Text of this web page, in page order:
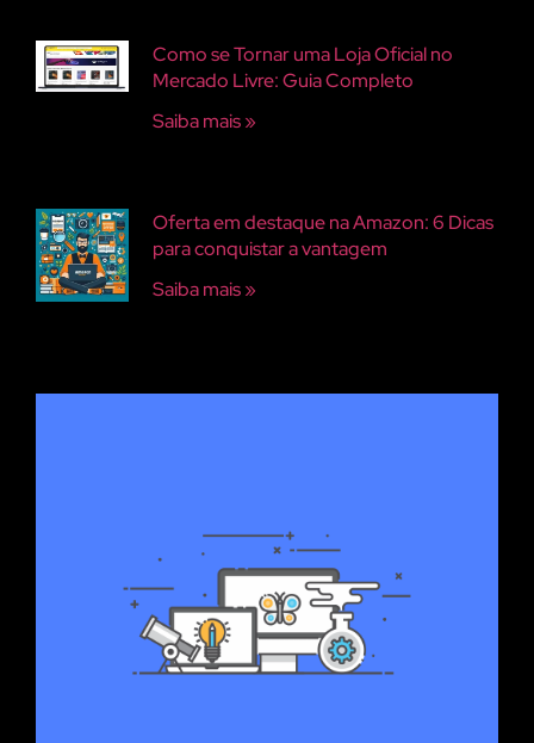
Como se Tornar uma Loja Oficial no
Mercado Livre: Guia Completo
Saiba mais »
Oferta em destaque na Amazon: 6 Dicas
para conquistar a vantagem
Saiba mais »